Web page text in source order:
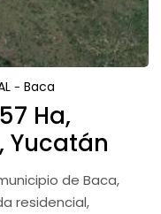
Baca
Ha,
Yucatán
de Baca,
residencial,